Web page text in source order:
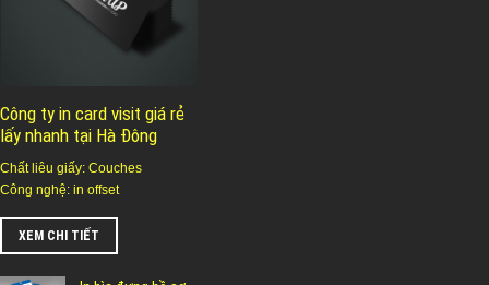
Công ty in card visit giá rẻ
lấy nhanh tại Hà Đông
Chất liêu giấy: Couches
Công nghệ: in offset
XEM CHI TIẾT